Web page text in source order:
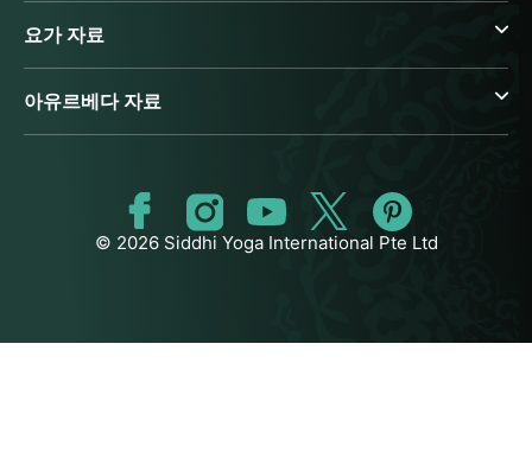
요가 자료
아유르베다 자료
© 2026 Siddhi Yoga International Pte Ltd